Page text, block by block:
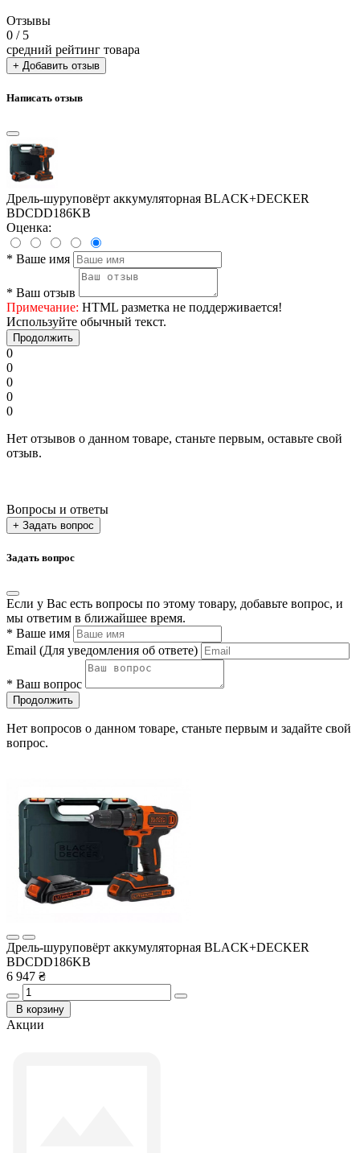
Отзывы
0 / 5
средний рейтинг товара
+ Добавить отзыв
Написать отзыв
Дрель-шуруповёрт аккумуляторная BLACK+DECKER
BDCDD186KB
Оценка:
* Ваше имя
* Ваш отзыв
Примечание: HTML разметка не поддерживается!
Используйте обычный текст.
Продолжить
0
0
0
0
0
Нет отзывов о данном товаре, станьте первым, оставьте свой
отзыв.
Вопросы и ответы
+ Задать вопрос
Задать вопрос
Если у Вас есть вопросы по этому товару, добавьте вопрос, и
мы ответим в ближайшее время.
* Ваше имя
Email (Для уведомления об ответе)
* Ваш вопрос
Продолжить
Нет вопросов о данном товаре, станьте первым и задайте свой
вопрос.
Дрель-шуруповёрт аккумуляторная BLACK+DECKER
BDCDD186KB
6 947 ₴
В корзину
Акции